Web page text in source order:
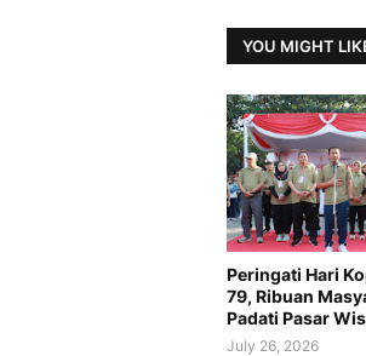
YOU MIGHT
Peringati Hari
79, Ribuan
Padati Pasar
July 26, 2026